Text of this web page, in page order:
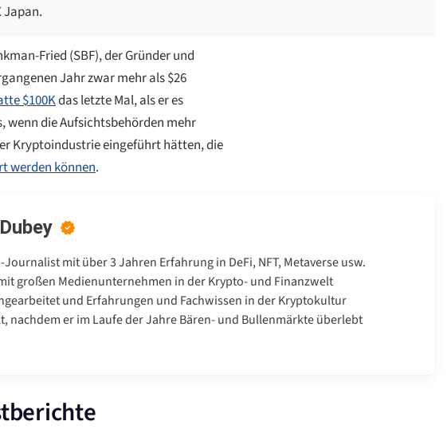
Japan.
Fried (SBF), der Gründer und
Jahr zwar mehr als $26
$100Kdas letzte Mal, als er es
wenn die Aufsichtsbehörden mehr
Kryptoindustrie eingeführt hätten, die
werden können.
Journalist mit über 3 Jahren Erfahrung in DeFi, NFT, Metaverse usw.
großen Medienunternehmen in der Krypto- und Finanzwelt
und Erfahrungen und Fachwissen in der Kryptokultur
nachdem er im Laufe der Jahre Bären- und Bullenmärkte überlebt